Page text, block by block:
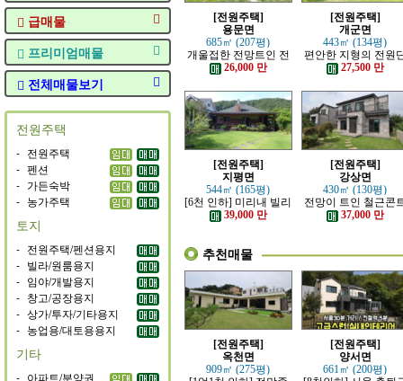
급매물
프리미엄매물
전체매물보기
전원주택
- 전원주택
- 펜션
- 가든숙박
- 농가주택
토지
- 전원주택/펜션용지
- 빌라/원룸용지
- 임야/개발용지
- 창고/공장용지
- 상가/투자/기타용지
- 농업용/대토용용지
기타
- 아파트/분양권
[전원주택]
용문면
685㎡ (207평)
개울접한 전망트인 전
원주택
26,000 만
[전원주택]
개군면
443㎡ (134평)
편안한 지형의 전원
지 내의 주택
27,500 만
[전원주택]
지평면
544㎡ (165평)
[6천 인하] 미리내 빌리
지에 위치한 전원주택
39,000 만
[전원주택]
강상면
430㎡ (130평)
전망이 트인 철근콘
리트 신축 주택
37,000 만
추천매물
[전원주택]
옥천면
909㎡ (275평)
[전원주택]
양서면
661㎡ (200평)